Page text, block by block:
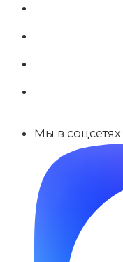
Мы в соцсетях: